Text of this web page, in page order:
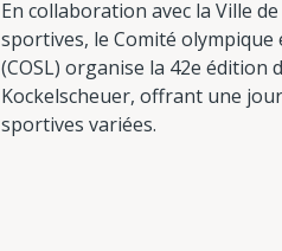
En collaboration avec la Ville
sportives, le Comité
(COSL) organise la 42e édition
Kockelscheuer, offrant une
sportives variées.